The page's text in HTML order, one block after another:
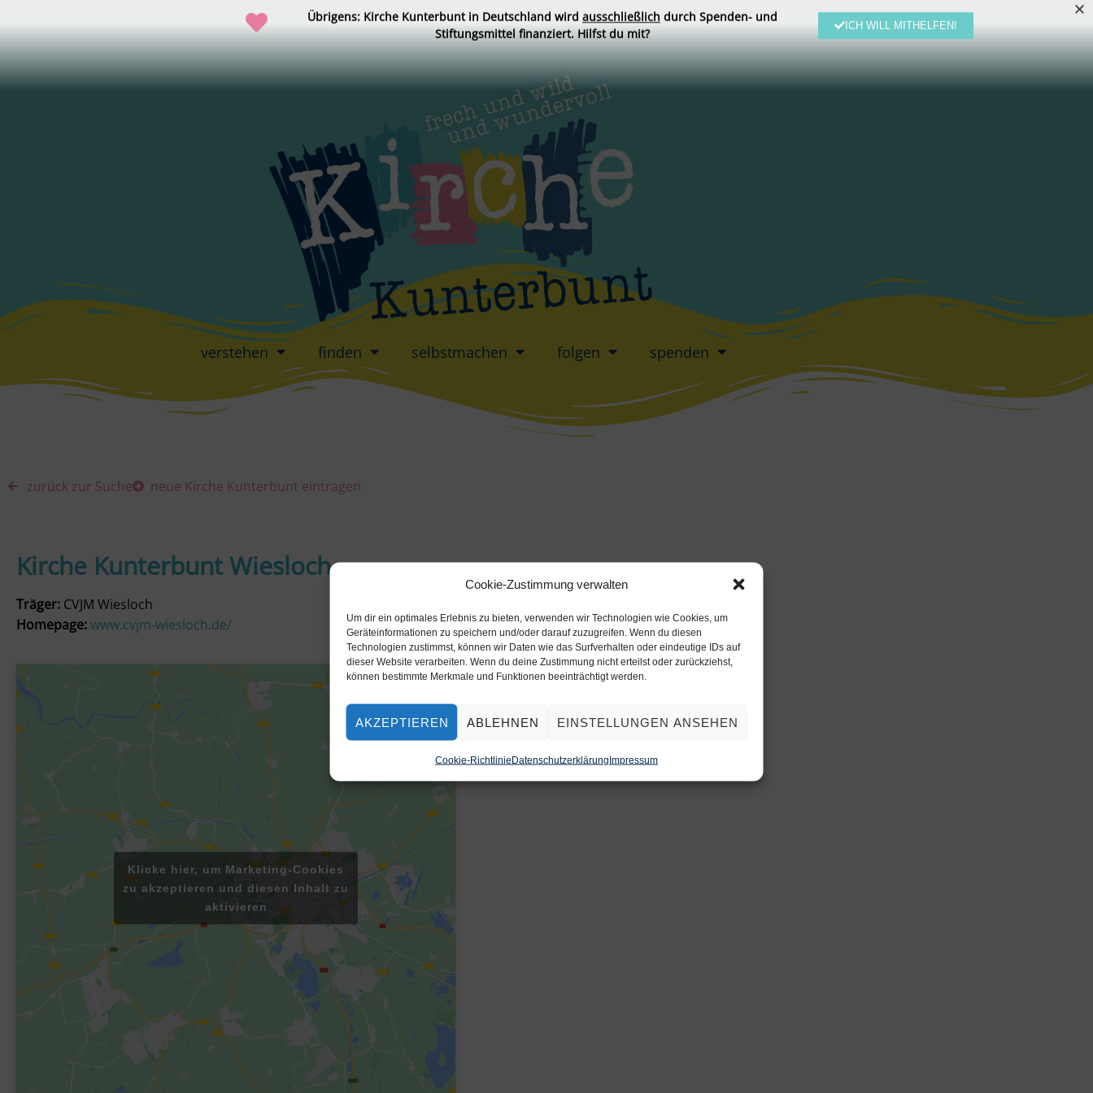
Cookie-Zustimmung verwalten
Um dir ein optimales Erlebnis zu bieten, verwenden wir Technologien wie Cookies, um
Geräteinformationen zu speichern und/oder darauf zuzugreifen. Wenn du diesen
Technologien zustimmst, können wir Daten wie das Surfverhalten oder eindeutige IDs auf
dieser Website verarbeiten. Wenn du deine Zustimmung nicht erteilst oder zurückziehst,
können bestimmte Merkmale und Funktionen beeinträchtigt werden.
AKZEPTIEREN ABLEHNEN EINSTELLUNGEN ANSEHEN
Cookie-RichtlinieDatenschutzerklärungImpressum
verstehen finden selbstmachen folgen spenden
zurück zur Suche neue Kirche Kunterbunt eintragen
Kirche Kunterbunt Wiesloch
Träger: CVJM Wiesloch
Homepage:www.cvjm-wiesloch.de/
Klicke hier, um Marketing-Cookies
zu akzeptieren und diesen Inhalt zu
aktivieren
Übrigens: Kirche Kunterbunt in Deutschland wird ausschließlich durch Spenden- und
Stiftungsmittel finanziert. Hilfst du mit?
ICH WILL MITHELFEN!